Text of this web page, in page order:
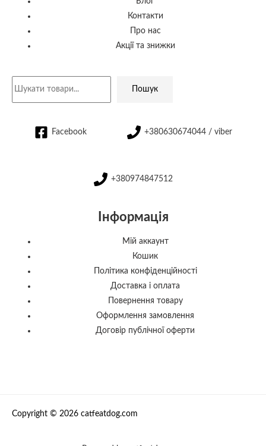
Контакти
Про нас
Акції та знижки
Пошук
Facebook +380630674044 / viber
+380974847512
Інформація
Мій аккаунт
Кошик
Політика конфіденційності
Доставка і оплата
Повернення товару
Оформлення замовлення
Договір публічної оферти
Copyright © 2026 catfeatdog.com